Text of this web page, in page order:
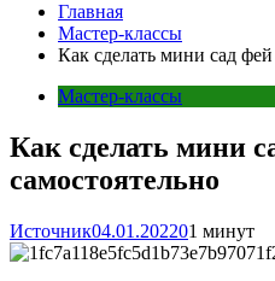
Главная
Мастер-классы
Как сделать мини сад фей
Мастер-классы
Как сделать мини
самостоятельно
Источник04.01.202201 минут